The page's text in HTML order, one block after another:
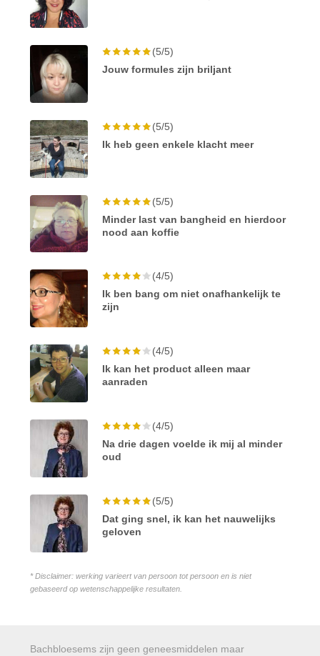
(5/5)
Jouw formules zijn briljant
(5/5)
Ik heb geen enkele klacht meer
(5/5)
Minder last van bangheid en hierdoor
nood aan koffie
(4/5)
Ik ben bang om niet onafhankelijk te
zijn
(4/5)
Ik kan het product alleen maar
aanraden
(4/5)
Na drie dagen voelde ik mij al minder
oud
(5/5)
Dat ging snel, ik kan het nauwelijks
geloven
* Disclaimer: werking varieert van persoon tot persoon en is niet
gebaseerd op wetenschappelijke resultaten.
Bachbloesems zijn geen geneesmiddelen maar